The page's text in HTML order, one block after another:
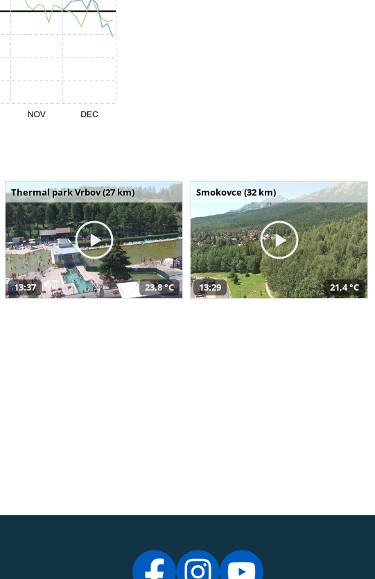
Thermal park Vrbov (27 km)
13:37 23,8 °C
Smokovce (32 km)
13:29 21,4 °C